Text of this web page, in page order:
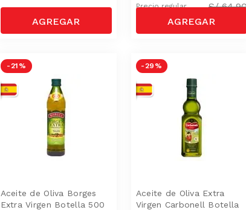
Precio regular S/
-21 %
Aceite de Oliva Borges
Extra Virgen Botella 500
-29 %
Aceite de Oliva Extra
Virgen Carbonell Botella